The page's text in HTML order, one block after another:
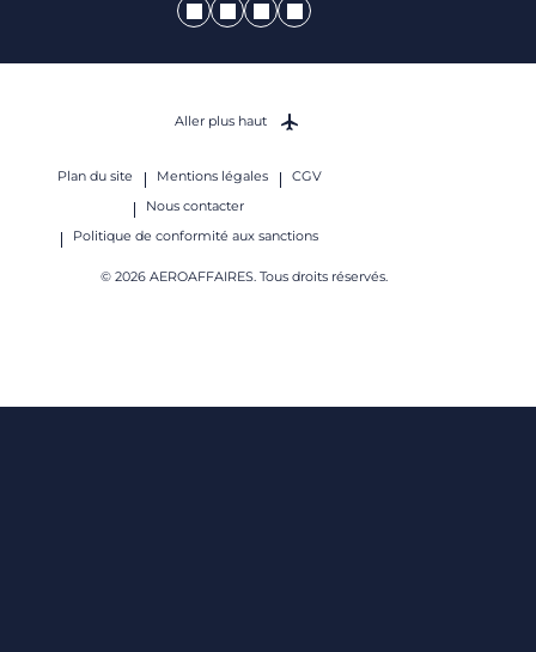
Plan du site Mentions légales
CGV
Nous contacter
Politique de conformité aux sanctions
© 2026 AEROAFFAIRES. Tous droits réservés.
Aller plus haut